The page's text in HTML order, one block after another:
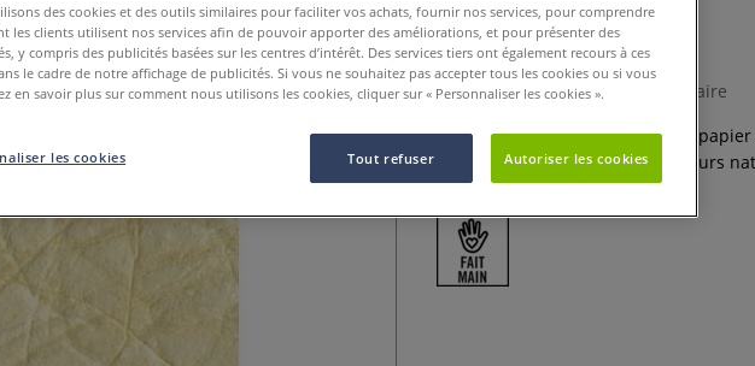
Tenjin
1 Commentaire
Tenjin de grammage 42 g/m2, ce
mat, laissant apparaître les couleurs
des cookies et des outils similaires pour faciliter vos achats, fournir nos services, pour comprendre
les clients utilisent nos services afin de pouvoir apporter des améliorations, et pour présenter des
y compris des publicités basées sur les centres d’intérêt. Des services tiers ont également recours à ces
le cadre de notre affichage de publicités. Si vous ne souhaitez pas accepter tous les cookies ou si vous
en savoir plus sur comment nous utilisons les cookies, cliquer sur « Personnaliser les cookies ».
Tout refuser Autoriser les cookies
les cookies